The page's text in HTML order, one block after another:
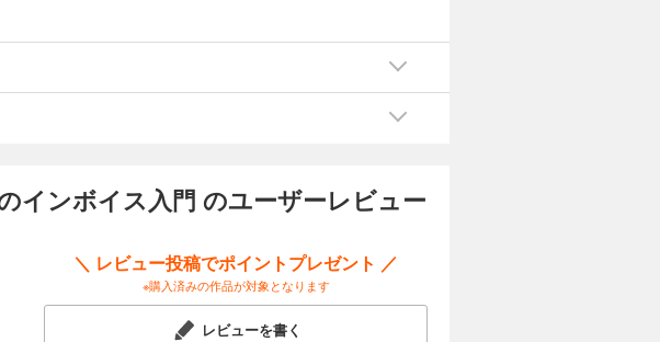
て、
んでした。
るのです。
解説します。
ついてもしっかり解説して
インボイス入門 のユーザーレビュー
＼ レビュー投稿でポイントプレゼント ／
※購入済みの作品が対象となります
レビューを書く